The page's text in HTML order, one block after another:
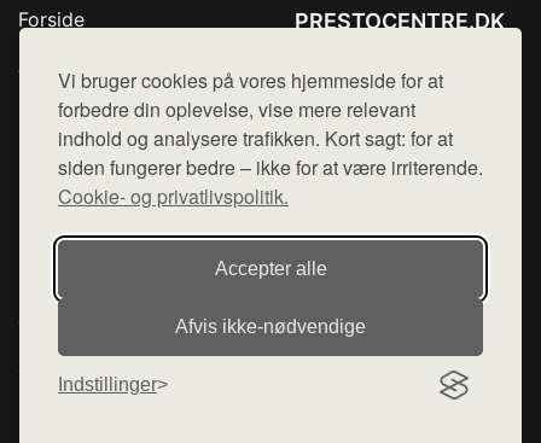
Vi bruger cookies på vores hjemmeside for at
forbedre din oplevelse, vise mere relevant
indhold og analysere trafikken. Kort sagt: for at
siden fungerer bedre – ikke for at være irriterende.
Cookie- og privatlivspolitik.
Accepter alle
Afvis ikke‑nødvendige
Indstillinger
Forside
Top Rabatter
Kontakt
PRESTOCENTRE.DK
Mail: hej@want.dk
Cookie- og privatlivspolitik
Denne side er en del af want.dk, der udgiver en række
hjemmesider med præsentation af forskellige produkter fra
diverse webshops. Der sælges ikke varer fra denne side - vi
henviser til de shops, som sælger varen. Vi har heller ikke
varerne på lager.